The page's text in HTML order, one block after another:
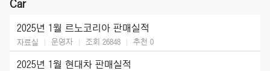
2025년 1월 르노코리아 판매실적
자료실 운영자 조회 26848 추천 0
2025년 1월 현대차 판매실적